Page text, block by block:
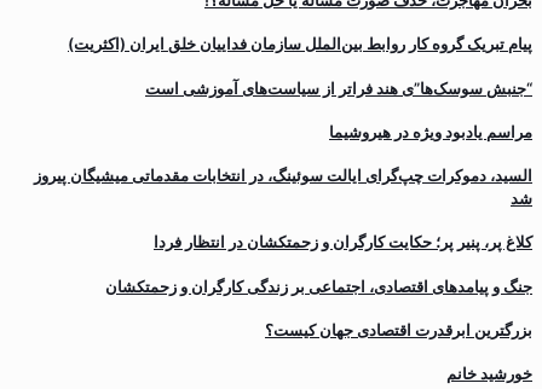
پیام تبریک گروه کار روابط بین‌الملل سازمان فداییان خلق ایران (اکثریت)
“جنبش سوسک‌ها”ی هند فراتر از سیاست‌های آموزشی است
مراسم یادبود ویژه در هیروشیما
السید، دموکرات چپ‌گرای ایالت سوئینگ، در انتخابات مقدماتی میشیگان پیروز
شد
کلاغ پر، پنیر پر؛ حکایت کارگران و زحمتکشان در انتظار فردا
جنگ و پیامدهای اقتصادی، اجتماعی بر زندگی کارگران و زحمتکشان
بزرگترین ابرقدرت اقتصادی جهان کیست؟
خورشید خانم